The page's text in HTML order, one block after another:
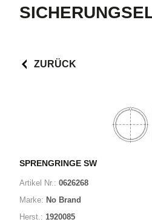
ZURÜCK
SPRENGRINGE SW
Artikel Nr.: 0626268
Marke: No Brand
Herst.: 1920085